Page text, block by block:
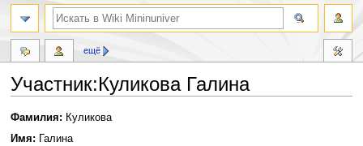
Участник:Куликова Галина
Перейти
к
Перейти
к
Фамилия: Куликова
Имя: Галина
ещё